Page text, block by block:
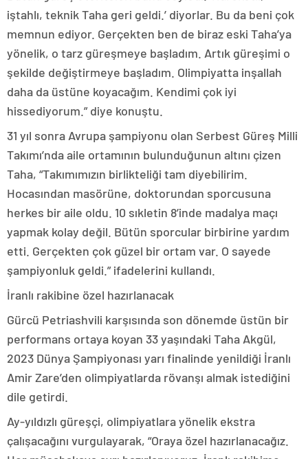
iştahlı, teknik Taha geri geldi.’ diyorlar. Bu da beni çok
memnun ediyor. Gerçekten ben de biraz eski Taha’ya
yönelik, o tarz güreşmeye başladım. Artık güreşimi o
şekilde değiştirmeye başladım. Olimpiyatta inşallah
daha da üstüne koyacağım. Kendimi çok iyi
hissediyorum.” diye konuştu.
31 yıl sonra Avrupa şampiyonu olan Serbest Güreş Milli
Takımı’nda aile ortamının bulunduğunun altını çizen
Taha, “Takımımızın birlikteliği tam diyebilirim.
Hocasından masörüne, doktorundan sporcusuna
herkes bir aile oldu. 10 sıkletin 8’inde madalya maçı
yapmak kolay değil. Bütün sporcular birbirine yardım
etti. Gerçekten çok güzel bir ortam var. O sayede
şampiyonluk geldi.” ifadelerini kullandı.
İranlı rakibine özel hazırlanacak
Gürcü Petriashvili karşısında son dönemde üstün bir
performans ortaya koyan 33 yaşındaki Taha Akgül,
2023 Dünya Şampiyonası yarı finalinde yenildiği İranlı
Amir Zare’den olimpiyatlarda rövanşı almak istediğini
dile getirdi.
Ay-yıldızlı güreşçi, olimpiyatlara yönelik ekstra
çalışacağını vurgulayarak, “Oraya özel hazırlanacağız.